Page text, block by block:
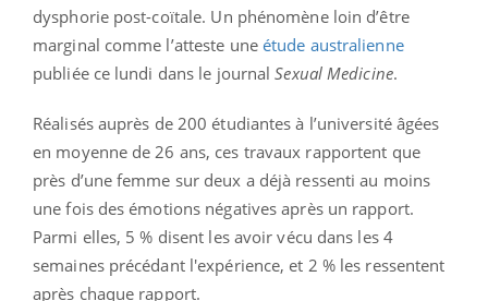
dysphorie post-coïtale. Un phénomène loin d’être
marginal comme l’atteste une étude australienne
publiée ce lundi dans le journalSexual Medicine.
Réalisés auprès de 200 étudiantes à l’université âgées
en moyenne de 26 ans, ces travaux rapportent que
près d’une femme sur deux a déjà ressenti au moins
une fois des émotions négatives après un rapport.
Parmi elles, 5 % disent les avoir vécu dans les 4
semaines précédant l'expérience, et 2 % les ressentent
après chaque rapport.